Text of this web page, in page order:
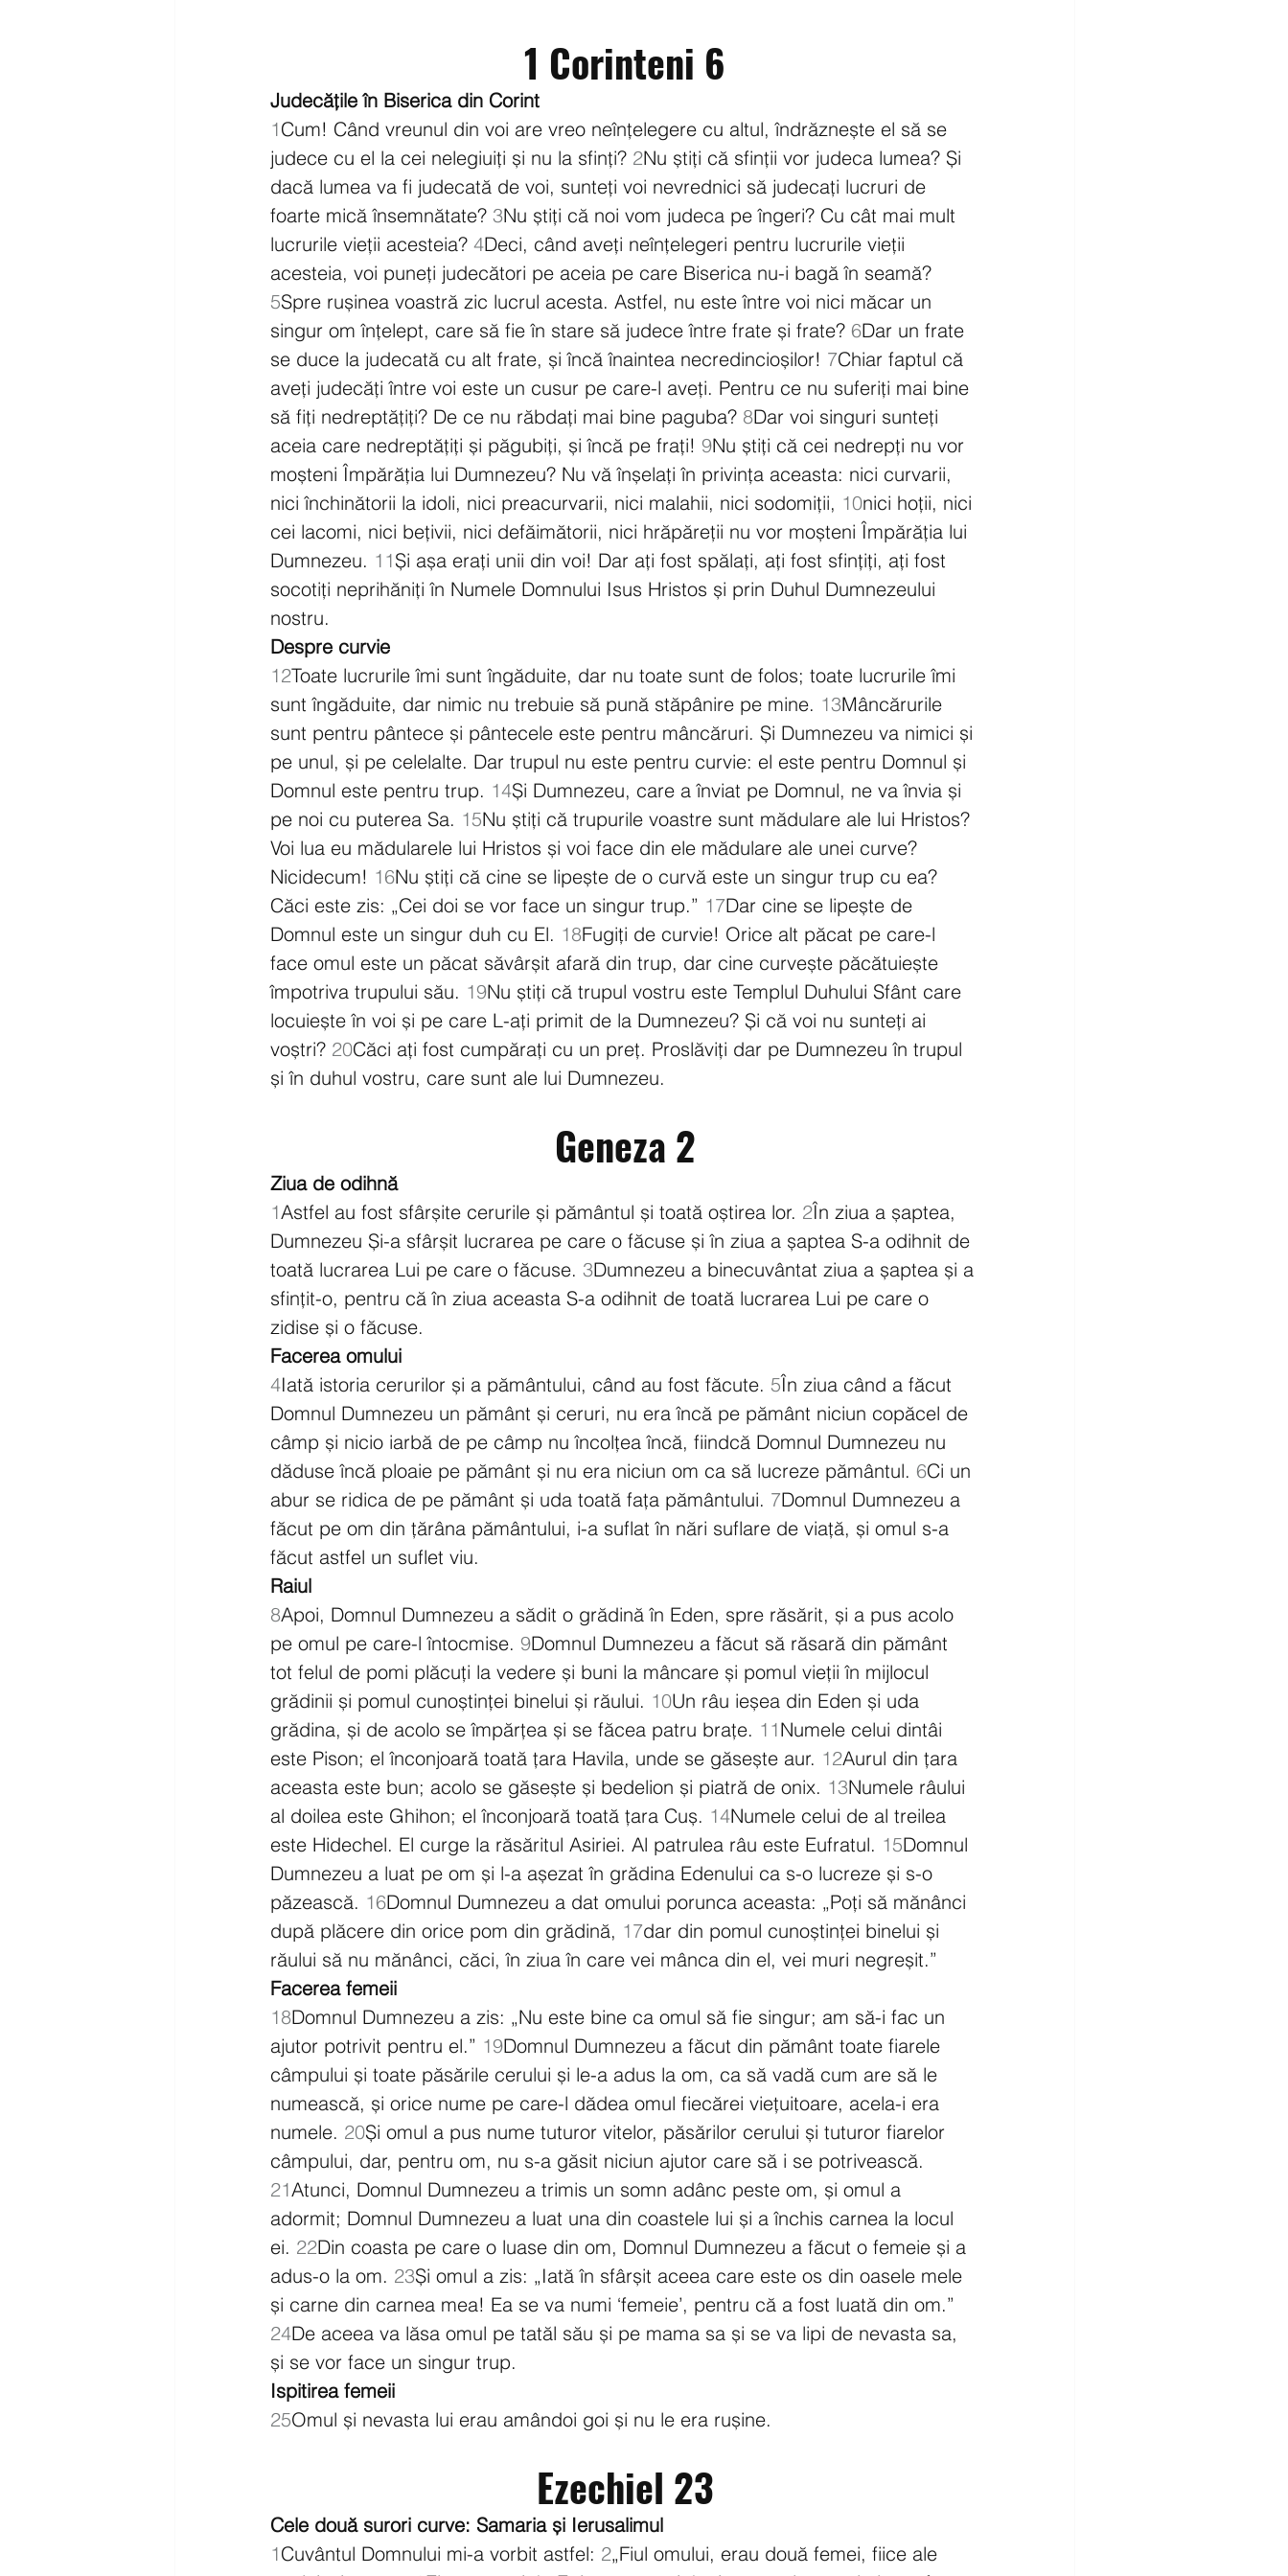
1 Corinteni 6
Judecățile în Biserica din Corint
1Cum! Când vreunul din voi are vreo neînțelegere cu altul, îndrăznește el să se
judece cu el la cei nelegiuiți și nu la sfinți? 2Nu știți că sfinții vor judeca lumea? Și
dacă lumea va fi judecată de voi, sunteți voi nevrednici să judecați lucruri de
foarte mică însemnătate? 3Nu știți că noi vom judeca pe îngeri? Cu cât mai mult
lucrurile vieții acesteia? 4Deci, când aveți neînțelegeri pentru lucrurile vieții
acesteia, voi puneți judecători pe aceia pe care Biserica nu-i bagă în seamă?
5Spre rușinea voastră zic lucrul acesta. Astfel, nu este între voi nici măcar un
singur om înțelept, care să fie în stare să judece între frate și frate? 6Dar un frate
se duce la judecată cu alt frate, și încă înaintea necredincioșilor! 7Chiar faptul că
aveți judecăți între voi este un cusur pe care-l aveți. Pentru ce nu suferiți mai bine
să fiți nedreptățiți? De ce nu răbdați mai bine paguba? 8Dar voi singuri sunteți
aceia care nedreptățiți și păgubiți, și încă pe frați! 9Nu știți că cei nedrepți nu vor
moșteni Împărăția lui Dumnezeu? Nu vă înșelați în privința aceasta: nici curvarii,
nici închinătorii la idoli, nici preacurvarii, nici malahii, nici sodomiții, 10nici hoții, nici
cei lacomi, nici bețivii, nici defăimătorii, nici hrăpăreții nu vor moșteni Împărăția lui
Dumnezeu. 11Și așa erați unii din voi! Dar ați fost spălați, ați fost sfințiți, ați fost
socotiți neprihăniți în Numele Domnului Isus Hristos și prin Duhul Dumnezeului
nostru.
Despre curvie
12Toate lucrurile îmi sunt îngăduite, dar nu toate sunt de folos; toate lucrurile îmi
sunt îngăduite, dar nimic nu trebuie să pună stăpânire pe mine. 13Mâncărurile
sunt pentru pântece și pântecele este pentru mâncăruri. Și Dumnezeu va nimici și
pe unul, și pe celelalte. Dar trupul nu este pentru curvie: el este pentru Domnul și
Domnul este pentru trup. 14Și Dumnezeu, care a înviat pe Domnul, ne va învia și
pe noi cu puterea Sa. 15Nu știți că trupurile voastre sunt mădulare ale lui Hristos?
Voi lua eu mădularele lui Hristos și voi face din ele mădulare ale unei curve?
Nicidecum! 16Nu știți că cine se lipește de o curvă este un singur trup cu ea?
Căci este zis: „Cei doi se vor face un singur trup.” 17Dar cine se lipește de
Domnul este un singur duh cu El. 18Fugiți de curvie! Orice alt păcat pe care-l
face omul este un păcat săvârșit afară din trup, dar cine curvește păcătuiește
împotriva trupului său. 19Nu știți că trupul vostru este Templul Duhului Sfânt care
locuiește în voi și pe care L-ați primit de la Dumnezeu? Și că voi nu sunteți ai
voștri? 20Căci ați fost cumpărați cu un preț. Proslăviți dar pe Dumnezeu în trupul
și în duhul vostru, care sunt ale lui Dumnezeu.
Geneza 2
Ziua de odihnă
1Astfel au fost sfârșite cerurile și pământul și toată oștirea lor. 2În ziua a șaptea,
Dumnezeu Și-a sfârșit lucrarea pe care o făcuse și în ziua a șaptea S-a odihnit de
toată lucrarea Lui pe care o făcuse. 3Dumnezeu a binecuvântat ziua a șaptea și a
sfințit-o, pentru că în ziua aceasta S-a odihnit de toată lucrarea Lui pe care o
zidise și o făcuse.
Facerea omului
4Iată istoria cerurilor și a pământului, când au fost făcute. 5În ziua când a făcut
Domnul Dumnezeu un pământ și ceruri, nu era încă pe pământ niciun copăcel de
câmp și nicio iarbă de pe câmp nu încolțea încă, fiindcă Domnul Dumnezeu nu
dăduse încă ploaie pe pământ și nu era niciun om ca să lucreze pământul. 6Ci un
abur se ridica de pe pământ și uda toată fața pământului. 7Domnul Dumnezeu a
făcut pe om din țărâna pământului, i-a suflat în nări suflare de viață, și omul s-a
făcut astfel un suflet viu.
Raiul
8Apoi, Domnul Dumnezeu a sădit o grădină în Eden, spre răsărit, și a pus acolo
pe omul pe care-l întocmise. 9Domnul Dumnezeu a făcut să răsară din pământ
tot felul de pomi plăcuți la vedere și buni la mâncare și pomul vieții în mijlocul
grădinii și pomul cunoștinței binelui și răului. 10Un râu ieșea din Eden și uda
grădina, și de acolo se împărțea și se făcea patru brațe. 11Numele celui dintâi
este Pison; el înconjoară toată țara Havila, unde se găsește aur. 12Aurul din țara
aceasta este bun; acolo se găsește și bedelion și piatră de onix. 13Numele râului
al doilea este Ghihon; el înconjoară toată țara Cuș. 14Numele celui de al treilea
este Hidechel. El curge la răsăritul Asiriei. Al patrulea râu este Eufratul. 15Domnul
Dumnezeu a luat pe om și l-a așezat în grădina Edenului ca s-o lucreze și s-o
păzească. 16Domnul Dumnezeu a dat omului porunca aceasta: „Poți să mănânci
după plăcere din orice pom din grădină, 17dar din pomul cunoștinței binelui și
răului să nu mănânci, căci, în ziua în care vei mânca din el, vei muri negreșit.”
Facerea femeii
18Domnul Dumnezeu a zis: „Nu este bine ca omul să fie singur; am să-i fac un
ajutor potrivit pentru el.” 19Domnul Dumnezeu a făcut din pământ toate fiarele
câmpului și toate păsările cerului și le-a adus la om, ca să vadă cum are să le
numească, și orice nume pe care-l dădea omul fiecărei viețuitoare, acela-i era
numele. 20Și omul a pus nume tuturor vitelor, păsărilor cerului și tuturor fiarelor
câmpului, dar, pentru om, nu s-a găsit niciun ajutor care să i se potrivească.
21Atunci, Domnul Dumnezeu a trimis un somn adânc peste om, și omul a
adormit; Domnul Dumnezeu a luat una din coastele lui și a închis carnea la locul
ei. 22Din coasta pe care o luase din om, Domnul Dumnezeu a făcut o femeie și a
adus-o la om. 23Și omul a zis: „Iată în sfârșit aceea care este os din oasele mele
și carne din carnea mea! Ea se va numi ‘femeie’, pentru că a fost luată din om.”
24De aceea va lăsa omul pe tatăl său și pe mama sa și se va lipi de nevasta sa,
și se vor face un singur trup.
Ispitirea femeii
25Omul și nevasta lui erau amândoi goi și nu le era rușine.
Ezechiel 23
Cele două surori curve: Samaria și Ierusalimul
1Cuvântul Domnului mi-a vorbit astfel: 2„Fiul omului, erau două femei, fiice ale